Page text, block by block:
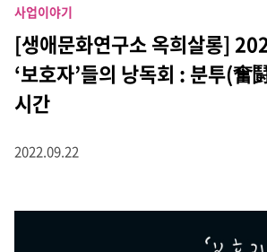
사업이야기
[생애문화연구소 옥희살롱]
‘보호자’들의 낭독회 : 분투(奮
시간
2022.09.22